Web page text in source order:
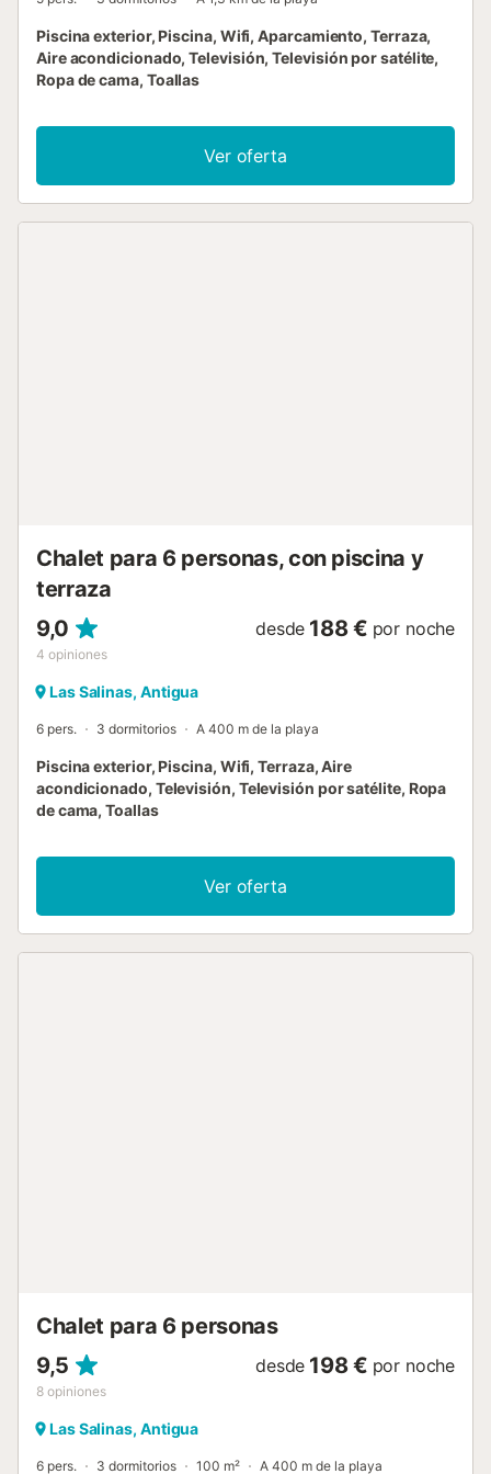
Piscina exterior, Piscina, Wifi, Aparcamiento, Terraza,
Aire acondicionado, Televisión, Televisión por satélite,
Ropa de cama, Toallas
Ver oferta
Chalet para 6 personas, con piscina y
terraza
9,0
4 opiniones
desde 188 € por noche
Las Salinas, Antigua
6 pers. 3 dormitorios A 400 m de la playa
Piscina exterior, Piscina, Wifi, Terraza, Aire
acondicionado, Televisión, Televisión por satélite, Ropa
de cama, Toallas
Ver oferta
Chalet para 6 personas
9,5
8 opiniones
desde 198 € por noche
Las Salinas, Antigua
6 pers. 3 dormitorios 100 m² A 400 m de la playa